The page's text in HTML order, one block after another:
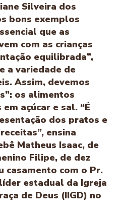
Silveira dos
bons exemplos
que as
com as crianças
equilibrada”,
a variedade de
Assim, devemos
os alimentos
açúcar e sal. “É
dos pratos e
ensina
Matheus Isaac, de
Filipe, de dez
casamento com o Pr.
estadual da Igreja
de Deus (IIGD) no